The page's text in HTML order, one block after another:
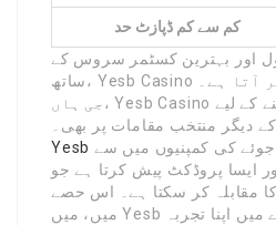
کم سے کم ڈپازٹ حد
اور بہترین کسٹمر سروس کے
ساتھ، Yesb Casino میں سب کچھ موجود نظر آتا ہے۔
جی ہاں، Yesb Casino پاکستان میں کھیلنے کے لیے
کے دیگر منتخب مقامات پر بھی۔
Yesb جوئے کی کمپنیوں میں سے
ایسا پروڈکٹ پیش کرتا ہے جو
مقابلہ کر سکتا ہے۔ اس حصے
میں، میں Yesb کسٹمر سروس کے بارے میں اپنا تجربہ